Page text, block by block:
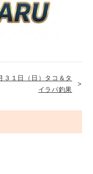
３１日（日）タコ＆タ
イラバ釣果